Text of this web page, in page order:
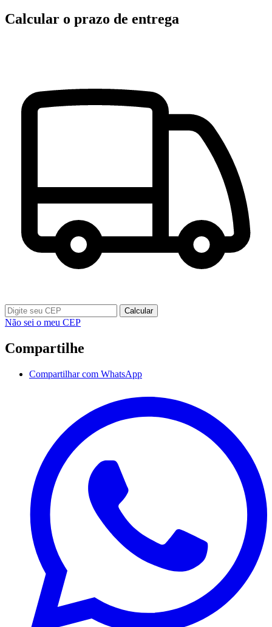
Calcular o prazo de entrega
Calcular
Não sei o meu CEP
Compartilhe
Compartilhar com WhatsApp